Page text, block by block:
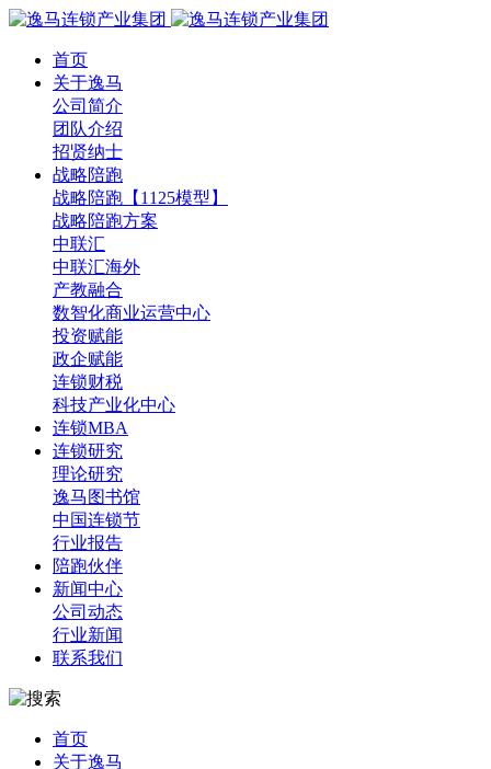
首页
关于逸马
公司简介
团队介绍
招贤纳士
战略陪跑
战略陪跑【1125模型】
战略陪跑方案
中联汇
中联汇海外
产教融合
数智化商业运营中心
投资赋能
政企赋能
连锁财税
科技产业化中心
连锁MBA
连锁研究
理论研究
逸马图书馆
中国连锁节
行业报告
陪跑伙伴
新闻中心
公司动态
行业新闻
联系我们
首页
关于逸马